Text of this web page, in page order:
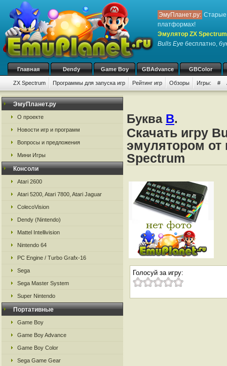
ЭмуПланет.ру: Старые
платформах!
Эмулятор ZX
Bulls Eye бесплатно,
Главная Dendy Game Boy GBAdvance GBColor
ZX Spectrum Программы для запуска игр Рейтинг игр Обзоры Игры: #
ЭмуПланет.ру
О проекте
Новости игр и программ
Вопросы и предложения
Мини Игры
Консоли
Atari 2600
Atari 5200, Atari 7800, Atari Jaguar
ColecoVision
Dendy (Nintendo)
Mattel Intellivision
Nintendo 64
PC Engine / Turbo Grafx-16
Sega
Sega Master System
Super Nintendo
Портативные
Game Boy
Game Boy Advance
Game Boy Color
Sega Game Gear
Буква B.
Скачать игру
эмулятором от
Spectrum
Голосуй за игру: